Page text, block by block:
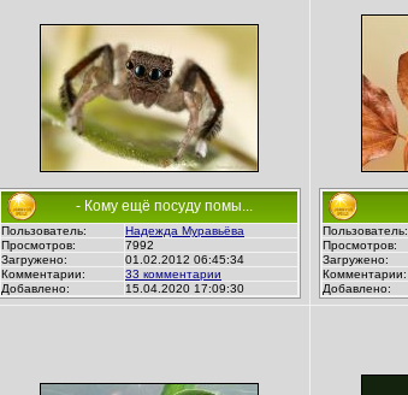
- Кому ещё посуду помы...
Пользователь:
Надежда Муравьёва
Просмотров:
7992
Загружено:
01.02.2012 06:45:34
Комментарии:
33 комментарии
Добавлено:
15.04.2020 17:09:30
Пользователь:
Просмотров:
Загружено:
Комментарии:
Добавлено: